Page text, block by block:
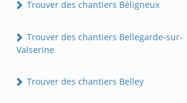
Trouver des chantiers Béligneux
Trouver des chantiers Bellegarde-sur-
Valserine
Trouver des chantiers Belley